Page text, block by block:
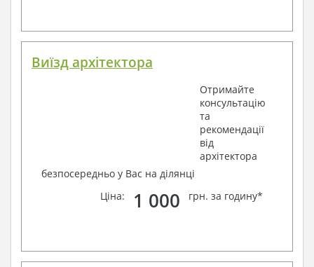
Виїзд архітектора
Отримайте
консультацію
та
рекомендації
від
архітектора
безпосередньо у Вас на ділянці
Ціна:
1 000 грн. за годину*